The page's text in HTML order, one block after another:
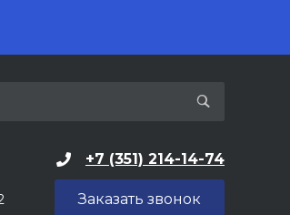
+7 (351) 214-14-74
Заказать звонок